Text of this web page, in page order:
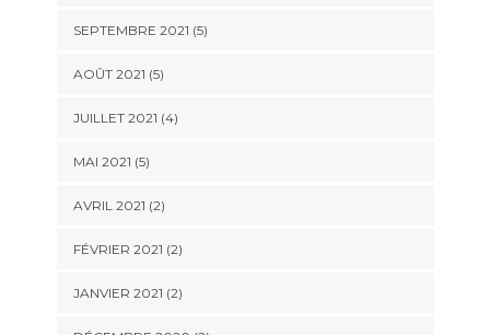
SEPTEMBRE 2021 (5)
AOÛT 2021 (5)
JUILLET 2021 (4)
MAI 2021 (5)
AVRIL 2021 (2)
FÉVRIER 2021 (2)
JANVIER 2021 (2)